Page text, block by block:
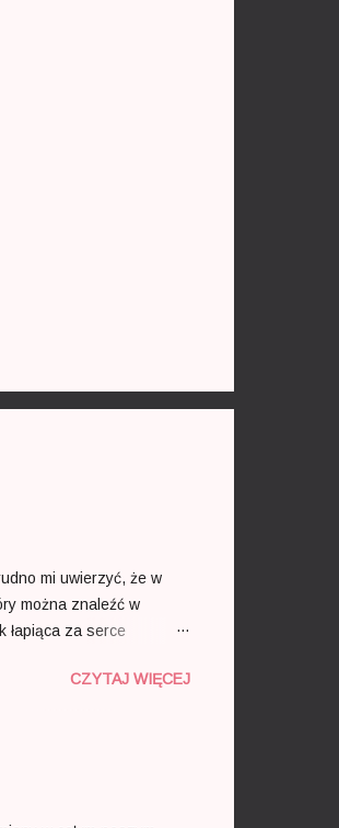
mi uwierzyć, że w
można znaleźć w
łapiąca za serce
dostojnym towarzystwie
rzut oka...
CZYTAJ WIĘCEJ